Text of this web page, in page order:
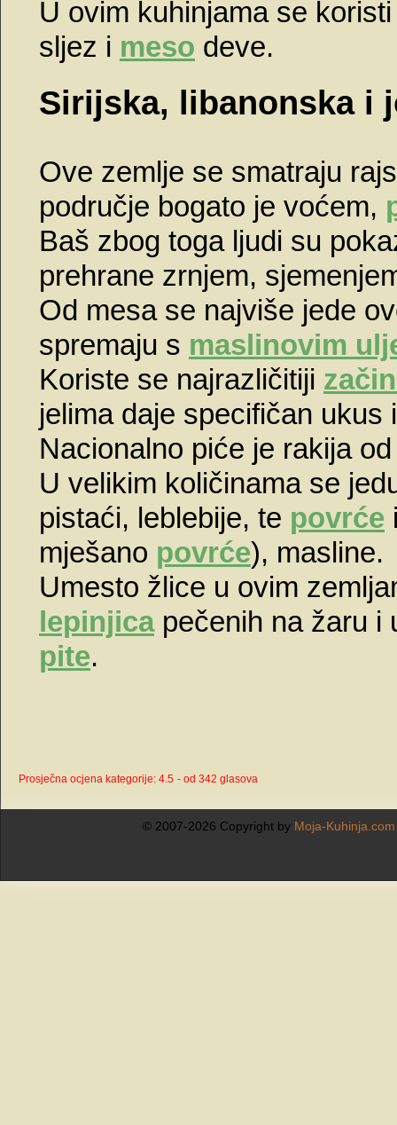
U ovim kuhinjama se
sljez i meso deve.
Sirijska, libanonska i
Ove zemlje se smatraju
područje bogato je voćem,
Baš zbog toga ljudi su
prehrane zrnjem,
Od mesa se najviše jede
spremaju s maslinovim
Koriste se najrazličitiji
jelima daje specifičan ukus
Nacionalno piće je rakija
U velikim količinama se
pistaći, leblebije, te povrće
mješano povrće), masline.
Umesto žlice u ovim
lepinjicapečenih na žaru i
pite.
Prosječna ocjena kategorije: 4.5 - od 342 glasova
© 2007-2026 Copyright by Moja-Kuhinja.com